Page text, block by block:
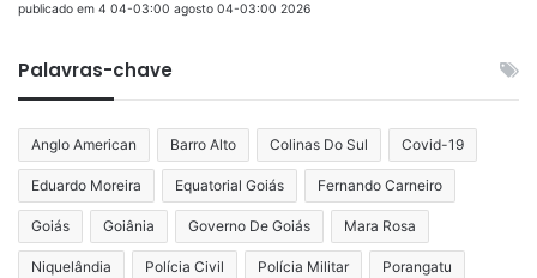
publicado em 4 04-03:00 agosto 04-03:00 2026
Palavras-chave
Anglo American Barro Alto Colinas Do Sul Covid-19
Eduardo Moreira Equatorial Goiás Fernando Carneiro
Goiás Goiânia Governo De Goiás Mara Rosa
Niquelândia Polícia Civil Polícia Militar Porangatu